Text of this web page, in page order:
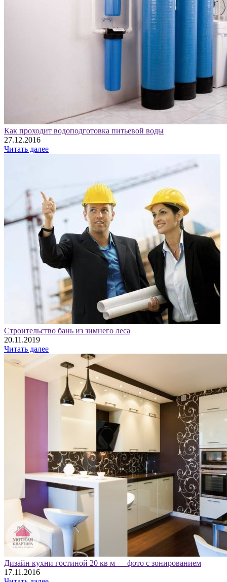
Как проходит водоподготовка питьевой воды
27.12.2016
Читать далее
Строительство бань из зимнего леса
20.11.2019
Читать далее
Дизайн кухни гостиной 20 кв м — фото с зонированием
17.11.2016